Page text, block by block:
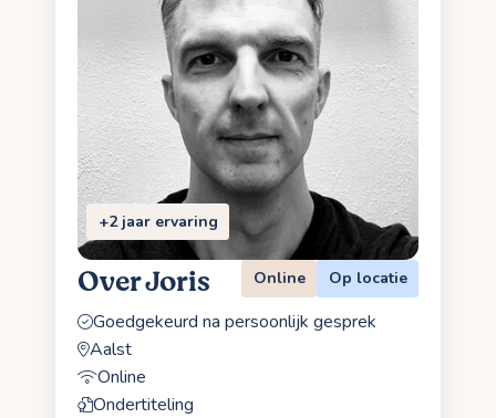
+2 jaar ervaring
Over Joris Online Op locatie
Goedgekeurd na persoonlijk gesprek
Aalst
Online
Ondertiteling